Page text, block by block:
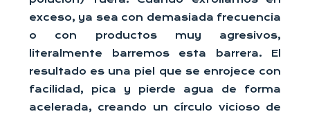
exceso, ya sea con demasiada frecuencia
o con productos muy agresivos,
literalmente barremos esta barrera. El
resultado es una piel que se enrojece con
facilidad, pica y pierde agua de forma
acelerada, creando un círculo vicioso de